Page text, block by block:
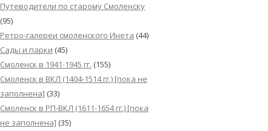
Путеводители по старому Смоленску
(95)
Ретро-галереи смоленского Инета (44)
Сады и парки (45)
Смоленск в 1941-1945 гг. (155)
Смоленск в ВКЛ (1404-1514 гг.) [пока не
заполнена] (33)
Смоленск в РП-ВКЛ (1611-1654 гг.) [пока
не заполнена] (35)